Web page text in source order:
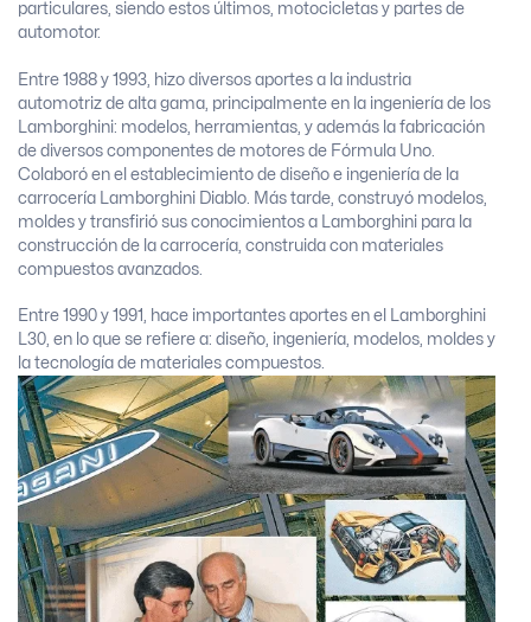
particulares, siendo estos últimos, motocicletas y partes de
automotor.
Entre 1988 y 1993, hizo diversos aportes a la industria
automotriz de alta gama, principalmente en la ingeniería de los
Lamborghini: modelos, herramientas, y además la fabricación
de diversos componentes de motores de Fórmula Uno.
Colaboró en el establecimiento de diseño e ingeniería de la
carrocería Lamborghini Diablo. Más tarde, construyó modelos,
moldes y transfirió sus conocimientos a Lamborghini para la
construcción de la carrocería, construida con materiales
compuestos avanzados.
Entre 1990 y 1991, hace importantes aportes en el Lamborghini
L30, en lo que se refiere a: diseño, ingeniería, modelos, moldes y
la tecnología de materiales compuestos.